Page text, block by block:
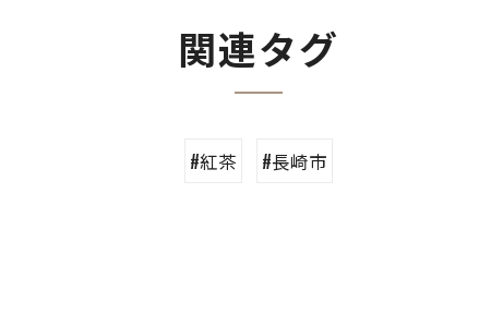
関連タグ
#紅茶 #長崎市